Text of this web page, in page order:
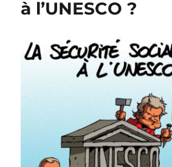
à l’UNESCO ?